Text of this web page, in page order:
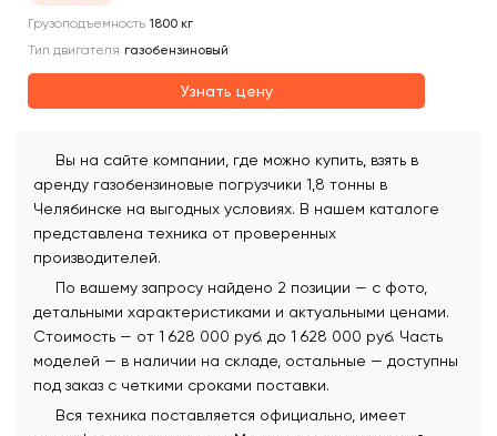
Грузоподъемность 1800 кг
Тип двигателя газобензиновый
Узнать цену
Вы на сайте компании, где можно купить, взять в
аренду газобензиновые погрузчики 1,8 тонны в
Челябинске на выгодных условиях. В нашем каталоге
представлена техника от проверенных
производителей.
По вашему запросу найдено 2 позиции — с фото,
детальными характеристиками и актуальными ценами.
Стоимость — от 1 628 000 руб. до 1 628 000 руб. Часть
моделей — в наличии на складе, остальные — доступны
под заказ с четкими сроками поставки.
Вся техника поставляется официально, имеет